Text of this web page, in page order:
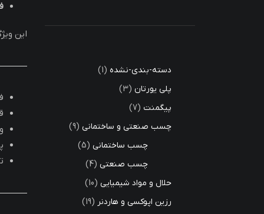
این
دسته-بندی-نشده
1
پلی یورتان 3
پیگمنت 7
چسب صنعتی و ساختمانی 9
چسب ساختمانی 5
چسب صنعتی 4
حلال و مواد شیمیایی 10
رزین اپوکسی و هاردنر
19